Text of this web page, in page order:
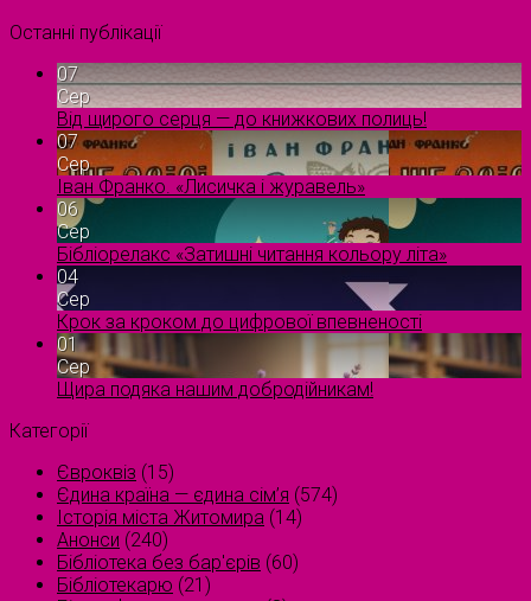
Останні публікації
07
Сер
Від щирого серця — до книжкових полиць!
07
Сер
Іван Франко. «Лисичка і журавель»
06
Сер
Бібліорелакс «Затишні читання кольору літа»
04
Сер
Крок за кроком до цифрової впевненості
01
Сер
Щира подяка нашим добродійникам!
Категорії
Євроквіз (15)
Єдина країна — єдина сім’я (574)
Історія міста Житомира (14)
Анонси (240)
Бібліотека без бар'єрів (60)
Бібліотекарю (21)